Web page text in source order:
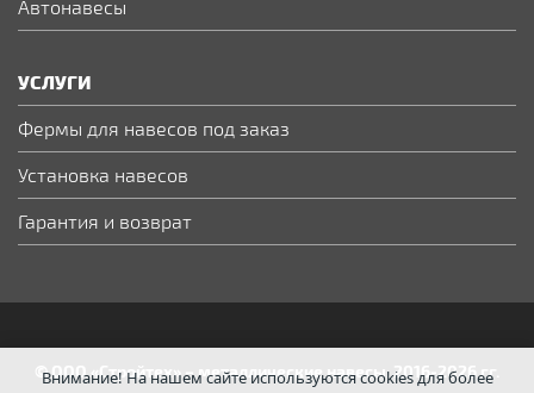
Автонавесы
УСЛУГИ
Фермы для навесов под заказ
Установка навесов
Гарантия и возврат
© ООО «Стройтех» – металлические навесы, 2016-2026 гг.
Внимание! На нашем сайте используются cookies для более